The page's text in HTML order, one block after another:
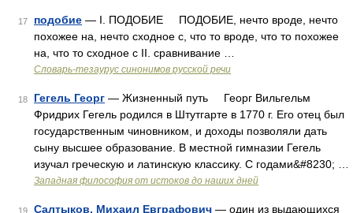
17 подобие — I. ПОДОБИЕ ПОДОБИЕ, нечто вроде, нечто
похожее на, нечто сходное с, что то вроде, что то похожее
на, что то сходное с II. сравнивание …
Словарь-тезаурус синонимов русской речи
18 Гегель Георг — Жизненный путь Георг Вильгельм
Фридрих Гегель родился в Штутгарте в 1770 г. Его отец был
государственным чиновником, и доходы позволяли дать
сыну высшее образование. В местной гимназии Гегель
изучал греческую и латинскую классику. С годами&#8230; …
Западная философия от истоков до наших дней
19 Салтыков, Михаил Евграфович — один из выдающихся